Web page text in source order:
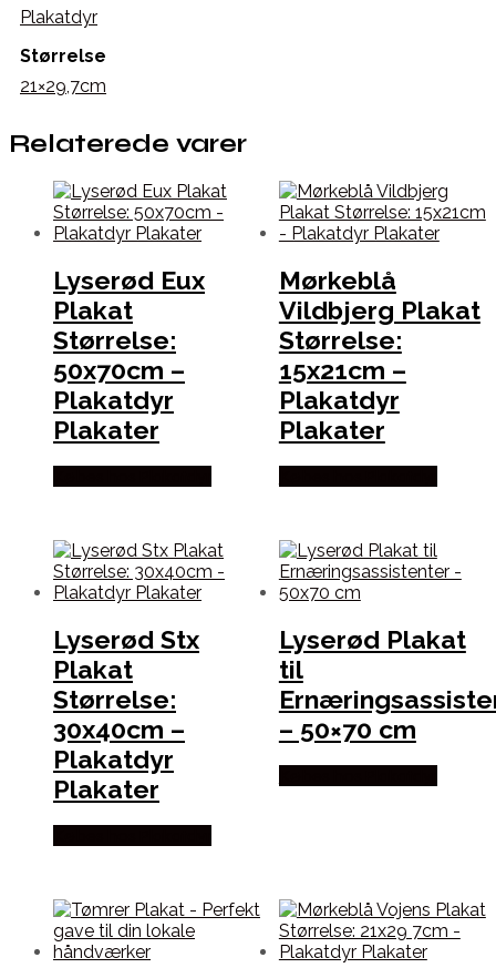
Plakatdyr
Størrelse
21×29,7cm
Relaterede varer
Lyserød Eux
Plakat
Størrelse:
50x70cm –
Plakatdyr
Plakater
Mørkeblå
Vildbjerg Plakat
Størrelse:
15x21cm –
Plakatdyr
Plakater
Lyserød Stx
Plakat
Størrelse:
30x40cm –
Plakatdyr
Plakater
Lyserød Plakat
til
– 50×70 cm